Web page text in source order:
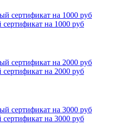
на 1000 руб
на 2000 руб
на 3000 руб